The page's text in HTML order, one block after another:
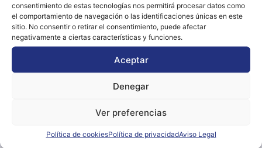
consentimiento de estas tecnologías nos permitirá procesar datos como
el comportamiento de navegación o las identificaciones únicas en este
sitio. No consentir o retirar el consentimiento, puede afectar
negativamente a ciertas características y funciones.
Aceptar
Denegar
Ver preferencias
Política de cookiesPolítica de privacidadAviso Legal
Contacto
Dirección
Via G. G. Pandolfi, 9, 61032 Marotta PU, Italia
Teléfono
Email